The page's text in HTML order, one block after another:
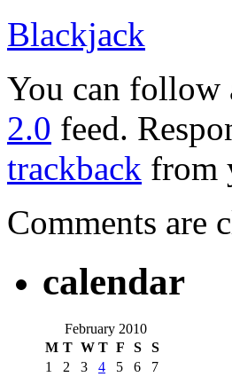
Blackjack
You can follow
2.0 feed.
trackback from
Comments are
calendar
February 2010
M T W T F S S
1 2 3 4 5 6
7